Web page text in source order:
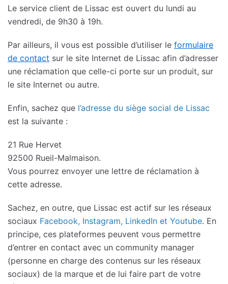
Le service client de Lissac est ouvert du lundi au
vendredi, de 9h30 à 19h.
Par ailleurs, il vous est possible d’utiliser le formulaire
de contact sur le site Internet de Lissac afin d’adresser
une réclamation que celle-ci porte sur un produit, sur
le site Internet ou autre.
Enfin, sachez que l’adresse du siège social de Lissac
est la suivante :
21 Rue Hervet
92500 Rueil-Malmaison.
Vous pourrez envoyer une lettre de réclamation à
cette adresse.
Sachez, en outre, que Lissac est actif sur les réseaux
sociaux Facebook, Instagram, LinkedIn et Youtube. En
principe, ces plateformes peuvent vous permettre
d’entrer en contact avec un community manager
(personne en charge des contenus sur les réseaux
sociaux) de la marque et de lui faire part de votre